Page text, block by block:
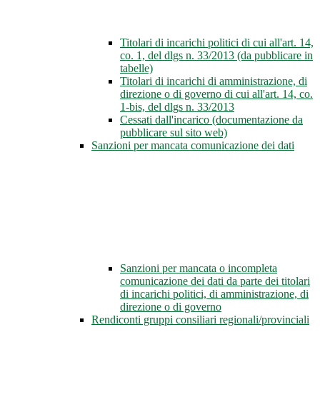
Titolari di incarichi politici di cui all'art. 14,
co. 1, del dlgs n. 33/2013 (da pubblicare in
tabelle)
Titolari di incarichi di amministrazione, di
direzione o di governo di cui all'art. 14, co.
1-bis, del dlgs n. 33/2013
Cessati dall'incarico (documentazione da
pubblicare sul sito web)
Sanzioni per mancata comunicazione dei dati
Sanzioni per mancata o incompleta
comunicazione dei dati da parte dei titolari
di incarichi politici, di amministrazione, di
direzione o di governo
Rendiconti gruppi consiliari regionali/provinciali